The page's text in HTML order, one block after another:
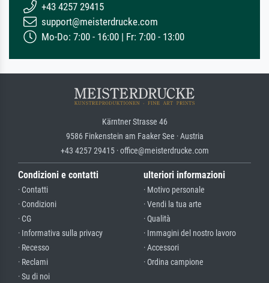
+43 4257 29415
support@meisterdrucke.com
Mo-Do: 7:00 - 16:00 | Fr: 7:00 - 13:00
Kärntner Strasse 46
9586 Finkenstein am Faaker See · Austria
+43 4257 29415 · office@meisterdrucke.com
Condizioni e contatti
· Contatti
· Condizioni
· CG
· Informativa sulla privacy
· Recesso
· Reclami
· Su di noi
ulteriori informazioni
· Motivo personale
· Vendi la tua arte
· Qualità
· Immagini del nostro lavoro
· Accessori
· Ordina campione